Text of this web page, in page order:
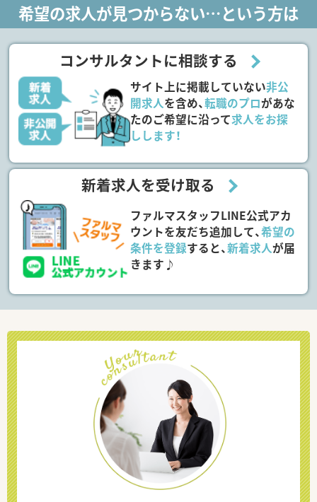
希望の求人が見つからない…という方は
コンサルタントに相談する
サイト上に掲載していない非公
開求人を含め、転職のプロがあな
たのご希望に沿って求人をお探
しします！
新着求人を受け取る
ファルマスタッフLINE公式アカ
ウントを友だち追加して、希望の
条件を登録すると、新着求人が届
きます♪